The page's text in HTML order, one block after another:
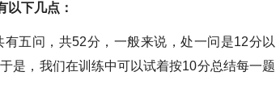
以下几点：
五问，共52分，一般来说，处一问是12分以
是，我们在训练中可以试着按10分总结每一题